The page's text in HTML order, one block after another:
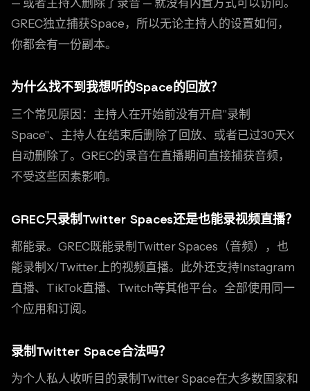
— 或者主持人删除了录音 — 就没有内置方式可以访问。
GREC独立捕获Space，所以无论主持人的设置如何，
你都会有一份副本。
为什么找不到我想听的Space的回放？
三个常见原因：主持人在开始前没有开启"录制
Space"、主持人在结束后删除了回放、或者已过30天X
自动删除了。GREC的录音在直播期间直接捕获音频，
不受这些因素影响。
GREC只录制Twitter Spaces还是也能录视频直播？
都能录。GREC既能录制Twitter Spaces（音频），也
能录制X/Twitter上的视频直播。此外还支持Instagram
直播、TikTok直播、Twitch等其他平台。全部使用同一
个应用和订阅。
录制Twitter Space合法吗？
为个人私人收听目的录制Twitter Space在大多数国家和